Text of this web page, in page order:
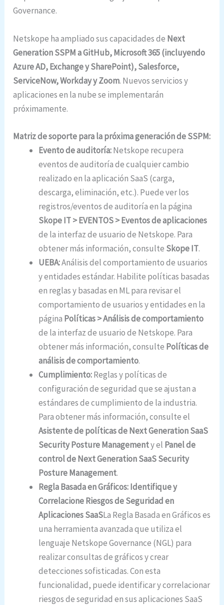
Governance.
Netskope ha ampliado sus capacidades de Next
Generation SSPM a GitHub, Microsoft 365 (incluyendo
Azure AD, Exchange y SharePoint), Salesforce,
ServiceNow, Workday y Zoom. Nuevos servicios y
aplicaciones en la nube se implementarán
próximamente.
Matriz de soporte para la próxima generación de SSPM:
Evento de auditoría:Netskope recupera
eventos de auditoría de cualquier cambio
realizado en la aplicación SaaS (carga,
descarga, eliminación, etc.). Puede ver los
registros/eventos de auditoría en la página
Skope IT > EVENTOS > Eventos de aplicaciones
de la interfaz de usuario de Netskope. Para
obtener más información, consulte Skope IT.
UEBA:Análisis del comportamiento de usuarios
y entidades estándar. Habilite políticas basadas
en reglas y basadas en ML para revisar el
comportamiento de usuarios y entidades en la
página Políticas > Análisis de comportamiento
de la interfaz de usuario de Netskope. Para
obtener más información, consulte Políticas de
análisis de comportamiento.
Cumplimiento:Reglas y políticas de
configuración de seguridad que se ajustan a
estándares de cumplimiento de la industria.
Para obtener más información, consulte el
Asistente de políticas de Next Generation SaaS
Security Posture Managementy el Panel de
control de Next Generation SaaS Security
Posture Management.
Regla Basada en Gráficos: Identifique y
Correlacione Riesgos de Seguridad en
Aplicaciones SaaSLa Regla Basada en Gráficos es
una herramienta avanzada que utiliza el
lenguaje Netskope Governance (NGL) para
realizar consultas de gráficos y crear
detecciones sofisticadas. Con esta
funcionalidad, puede identificar y correlacionar
riesgos de seguridad en sus aplicaciones SaaS